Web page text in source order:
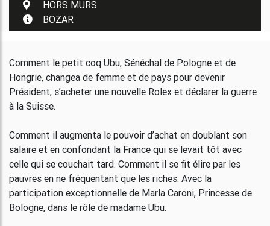
HORS MURS
BOZAR
Comment le petit coq Ubu, Sénéchal de Pologne et de
Hongrie, changea de femme et de pays pour devenir
Président, s’acheter une nouvelle Rolex et déclarer la guerre
à la Suisse.
Comment il augmenta le pouvoir d’achat en doublant son
salaire et en confondant la France qui se levait tôt avec
celle qui se couchait tard. Comment il se fit élire par les
pauvres en ne fréquentant que les riches. Avec la
participation exceptionnelle de Marla Caroni, Princesse de
Bologne, dans le rôle de madame Ubu.